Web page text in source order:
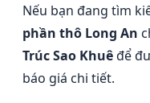
Nếu bạn đang tìm
phần thô Long An
Trúc Sao Khuêđể
báo giá chi tiết.